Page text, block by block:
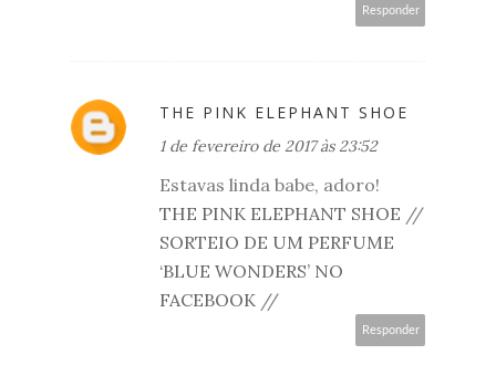
Responder
THE PINK ELEPHANT SHOE
1 de fevereiro de 2017 às 23:52
Estavas linda babe, adoro!
THE PINK ELEPHANT SHOE //
SORTEIO DE UM PERFUME
‘BLUE WONDERS’ NO
FACEBOOK //
Responder